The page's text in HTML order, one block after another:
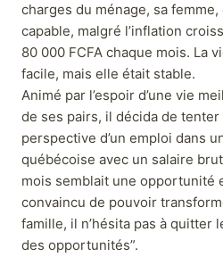
charges du ménage, sa
capable, malgré l’inflation
80 000 FCFA chaque mois. La
facile, mais elle était stable.
Animé par l’espoir d’une vie
de ses pairs, il décida de tenter
perspective d’un emploi dans
québécoise avec un salaire
mois semblait une opportunité
convaincu de pouvoir
famille, il n’hésita pas à quitter
des opportunités”.